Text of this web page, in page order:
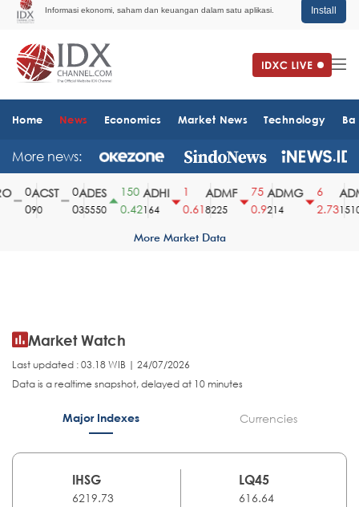
Informasi ekonomi, saham dan keuangan dalam satu aplikasi. Install
Home News Economics Market News Technology
More news:
ACST
90
ADES
35550
150
0.42
ADHI
164
0.61
ADMF
8225
75
0.9
ADMG
214
2.731510
More Market Data
Market Watch
Last updated : 03.18 WIB | 24/07/2026
Data is a realtime snapshot, delayed at 10 minutes
Major Indexes Currencies
IHSG
6219.73
LQ45
616.64